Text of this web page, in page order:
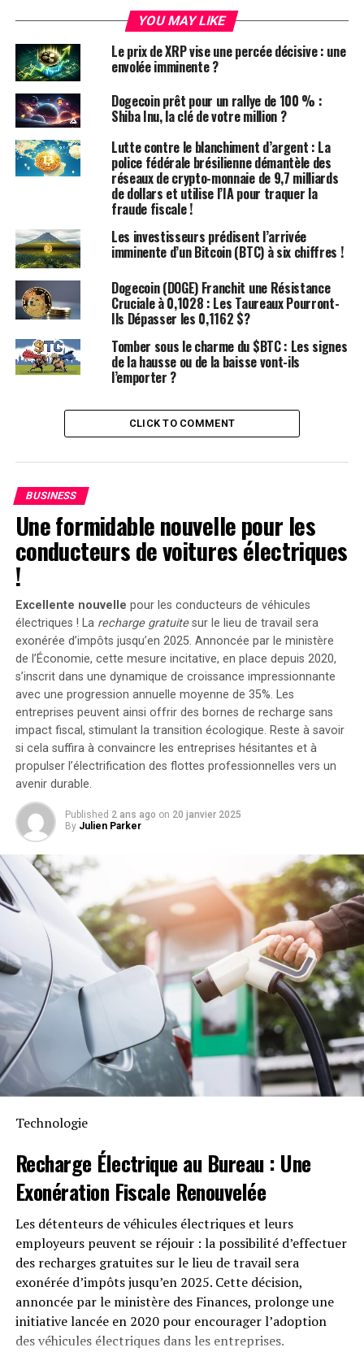
YOU MAY LIKE
Le prix de XRP vise une percée décisive : une
envolée imminente ?
Dogecoin prêt pour un rallye de 100 % :
Shiba Inu, la clé de votre million ?
Lutte contre le blanchiment d’argent : La
police fédérale brésilienne démantèle des
réseaux de crypto-monnaie de 9,7 milliards
de dollars et utilise l’IA pour traquer la
fraude fiscale !
Les investisseurs prédisent l’arrivée
imminente d’un Bitcoin (BTC) à six chiffres !
Dogecoin (DOGE) Franchit une Résistance
Cruciale à 0,1028 : Les Taureaux Pourront-
Ils Dépasser les 0,1162 $?
Tomber sous le charme du $BTC : Les signes
de la hausse ou de la baisse vont-ils
l’emporter ?
CLICK TO COMMENT
BUSINESS
Une formidable nouvelle pour les
conducteurs de voitures électriques
!
Excellente nouvelle pour les conducteurs de véhicules
électriques ! La recharge gratuitesur le lieu de travail sera
exonérée d’impôts jusqu’en 2025. Annoncée par le ministère
de l’Économie, cette mesure incitative, en place depuis 2020,
s’inscrit dans une dynamique de croissance impressionnante
avec une progression annuelle moyenne de 35%. Les
entreprises peuvent ainsi offrir des bornes de recharge sans
impact fiscal, stimulant la transition écologique. Reste à savoir
si cela suffira à convaincre les entreprises hésitantes et à
propulser l’électrification des flottes professionnelles vers un
avenir durable.
Published 2 ans ago on 20 janvier 2025
By Julien Parker
Technologie
Recharge Électriqueau Bureau : Une
Exonération FiscaleRenouvelée
Les détenteurs de véhicules électriques et leurs
employeurs peuvent se réjouir : la possibilité d’effectuer
des recharges gratuites sur le lieu de travail sera
exonérée d’impôts jusqu’en 2025. Cette décision,
annoncée par le ministère des Finances, prolonge une
initiative lancée en 2020 pour encourager l’adoption
des véhicules électriques dans les entreprises.